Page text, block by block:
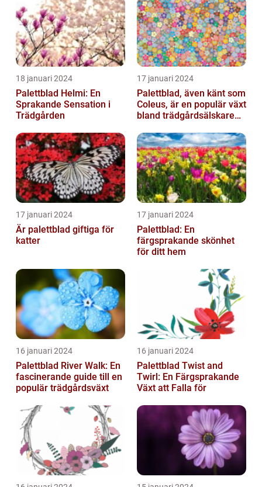
18 januari 2024
Palettblad Helmi: En
Sprakande Sensation i
Trädgården
17 januari 2024
Palettblad, även känt som
Coleus, är en populär växt
bland trädgårdsälskare
17 januari 2024
Är palettblad giftiga för
katter
17 januari 2024
Palettblad: En
färgsprakande skönhet
för ditt hem
16 januari 2024
Palettblad River Walk: En
fascinerande guide till en
populär trädgårdsväxt
16 januari 2024
Palettblad Twist and
Twirl: En Färgsprakande
Växt att Falla för